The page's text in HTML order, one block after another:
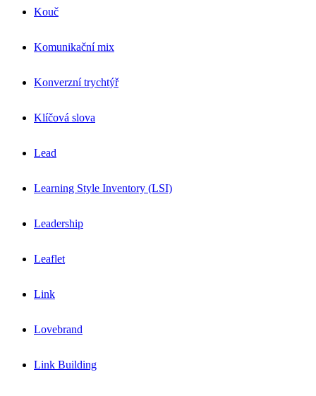
Kouč
Komunikační mix
Konverzní trychtýř
Klíčová slova
Lead
Learning Style Inventory (LSI)
Leadership
Leaflet
Link
Lovebrand
Link Building